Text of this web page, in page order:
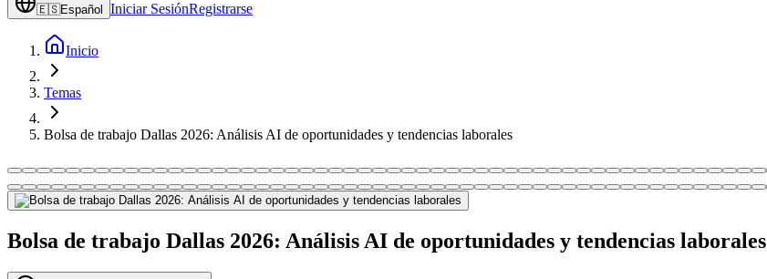
🇪🇸Español Iniciar SesiónRegistrarse
Inicio
Temas
Bolsa de trabajo Dallas 2026: Análisis AI de oportunidades y tendencias laborales
Bolsa de trabajo Dallas 2026: Análisis AI de oportunidades y tendencias laborales